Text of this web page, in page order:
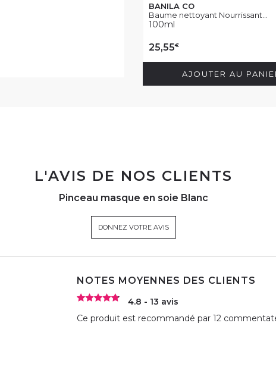
BANILA CO
Baume nettoyant Nourrissant...
100ml
25,55€
AJOUTER AU
L'AVIS DE NOS CLIENTS
Pinceau masque en soie Blanc
DONNEZ VOTRE AVIS
NOTES MOYENNES DES CLIENTS
4.8 - 13 avis
Ce produit est recommandé par 12